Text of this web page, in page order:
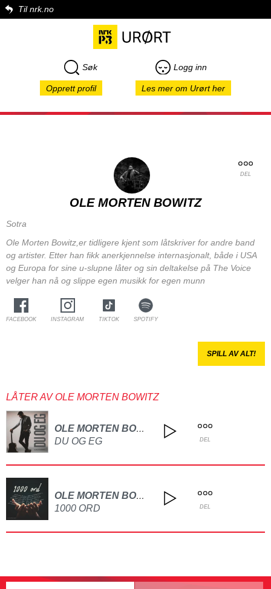
Til nrk.no
Søk Logg inn
Opprett profil Les mer om Urørt her
DEL
OLE MORTEN BOWITZ
Sotra
Ole Morten Bowitz,er tidligere kjent som låtskriver for andre band
og artister. Etter han fikk anerkjennelse internasjonalt, både i USA
og Europa for sine u-slupne låter og sin deltakelse på The Voice
velger han nå og slippe egen musikk for egen munn
FACEBOOK INSTAGRAM TIKTOK SPOTIFY
SPILL AV ALT!
LÅTER AV OLE MORTEN BOWITZ
OLE MORTEN BOWITZ
DU OG EG DEL
OLE MORTEN BOWITZ
1000 ORD DEL